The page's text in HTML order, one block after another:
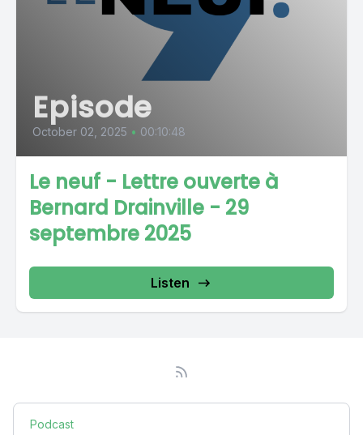
Episode
October 02, 2025 • 00:10:48
Le neuf - Lettre ouverte à
Bernard Drainville - 29
septembre 2025
Listen
Podcast